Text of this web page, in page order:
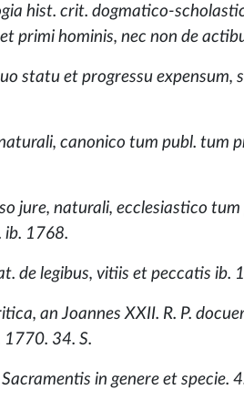
hist. crit. dogmatico-
primi hominis, nec non de
statu et progressu
canonico tum publ. tum
jure, naturali, ecclesiastico
ib. 1768.
de legibus, vitiis et peccatis ib.
an Joannes XXII. R. P.
1770. 34. S.
in genere et specie.